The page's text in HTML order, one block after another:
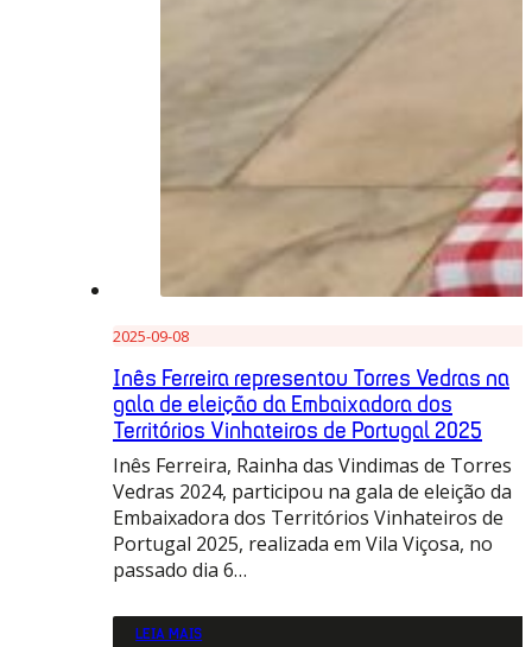
2025-09-08
Inês Ferreira representou Torres Vedras na
gala de eleição da Embaixadora dos
Territórios Vinhateiros de Portugal 2025
Inês Ferreira, Rainha das Vindimas de Torres
Vedras 2024, participou na gala de eleição da
Embaixadora dos Territórios Vinhateiros de
Portugal 2025, realizada em Vila Viçosa, no
passado dia 6…
LEIA MAIS